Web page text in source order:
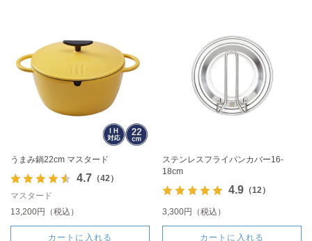
うまみ鍋22cm マスタード
4.7 （42）
マスタード
13,200円（税込）
カートに入れる
ステンレスフライパンカバー16-
18cm
4.9（12）
3,300円（税込）
カートに入れる